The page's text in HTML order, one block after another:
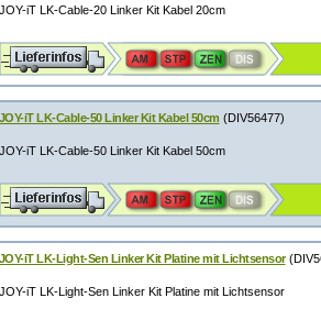
JOY-iT LK-Cable-20 Linker Kit Kabel 20cm
JOY-iT LK-Cable-50 Linker Kit Kabel 50cm (DIV56477)
JOY-iT LK-Cable-50 Linker Kit Kabel 50cm
JOY-iT LK-Light-Sen Linker Kit Platine mit Lichtsensor
JOY-iT LK-Light-Sen Linker Kit Platine mit Lichtsensor